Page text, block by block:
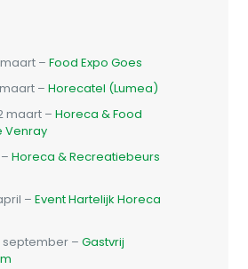
maart –Food Expo Goes
maart –Horecatel (Lumea)
maart –Horeca & Food
Venray
–Horeca & Recreatiebeurs
–Event Hartelijk Horeca
september –Gastvrij